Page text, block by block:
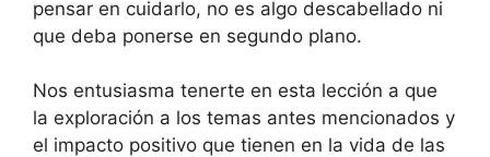
pensar en cuidarlo, no es algo descabellado ni
que deba ponerse en segundo plano.
Nos entusiasma tenerte en esta lección a que
la exploración a los temas antes mencionados y
el impacto positivo que tienen en la vida de las